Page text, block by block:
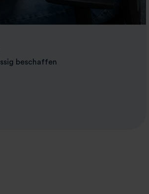
beschaffen